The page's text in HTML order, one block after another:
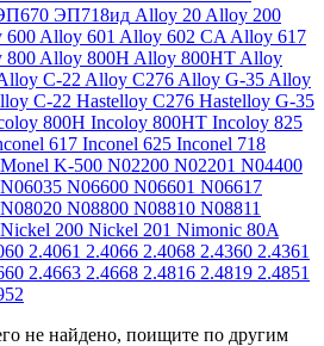
ЭП718ид Alloy 20 Alloy 200
600 Alloy 601 Alloy 602 CA Alloy 617
800 Alloy 800H Alloy 800HT Alloy
C-22 Alloy C276 Alloy G-35 Alloy
C-22 Hastelloy C276 Hastelloy G-35
800H Incoloy 800HT Incoloy 825
617 Inconel 625 Inconel 718
Monel K-500 N02200 N02201 N04400
N06035 N06600 N06601 N06617
N08020 N08800 N08810 N08811
Nickel 200 Nickel 201 Nimonic 80A
2.4061 2.4066 2.4068 2.4360 2.4361
2.4663 2.4668 2.4816 2.4819 2.4851
не найдено, поищите по другим